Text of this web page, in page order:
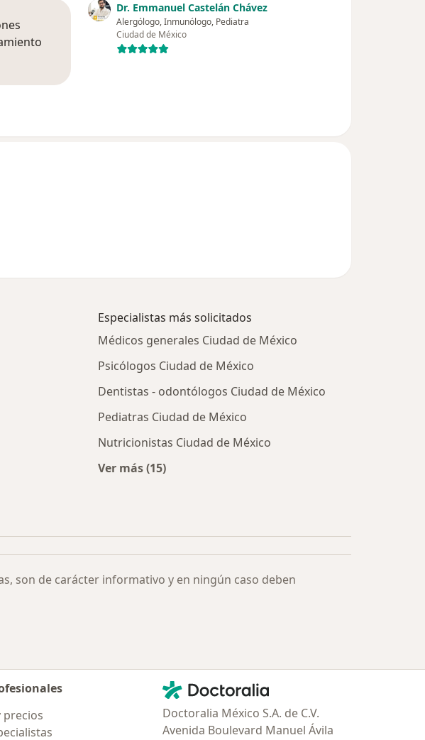
Dr. Emmanuel Castelán Chávez
Alergólogo, Inmunólogo, Pediatra
Ciudad de México
Especialistas más solicitados
Médicos generales Ciudad de México
Psicólogos Ciudad de México
Dentistas - odontólogos Ciudad de México
Pediatras Ciudad de México
Nutricionistas Ciudad de México
Ver más (15)
son de carácter informativo y en ningún caso deben
precios
Contacto
Doctoralia - Página de inicio
Doctoralia México S.A. de C.V.
Avenida Boulevard Manuel Ávila